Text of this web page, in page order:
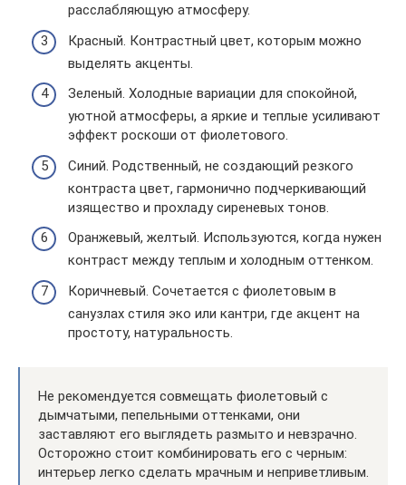
расслабляющую атмосферу.
Красный. Контрастный цвет, которым можно
выделять акценты.
Зеленый. Холодные вариации для спокойной,
уютной атмосферы, а яркие и теплые усиливают
эффект роскоши от фиолетового.
Синий. Родственный, не создающий резкого
контраста цвет, гармонично подчеркивающий
изящество и прохладу сиреневых тонов.
Оранжевый, желтый. Используются, когда нужен
контраст между теплым и холодным оттенком.
Коричневый. Сочетается с фиолетовым в
санузлах стиля эко или кантри, где акцент на
простоту, натуральность.
Не рекомендуется совмещать фиолетовый с
дымчатыми, пепельными оттенками, они
заставляют его выглядеть размыто и невзрачно.
Осторожно стоит комбинировать его с черным:
интерьер легко сделать мрачным и неприветливым.